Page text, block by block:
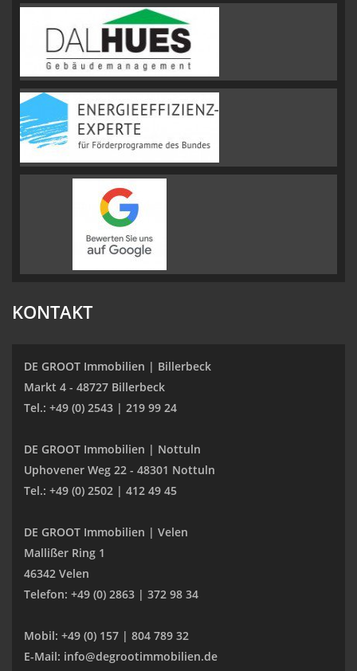
KONTAKT
DE GROOT Immobilien | Billerbeck
Markt 4 - 48727 Billerbeck
Tel.: +49 (0) 2543 | 219 99 24
DE GROOT Immobilien | Nottuln
Uphovener Weg 22 - 48301 Nottuln
Tel.: +49 (0) 2502 | 412 49 45
DE GROOT Immobilien | Velen
Mallißer Ring 1
46342 Velen
Telefon: +49 (0) 2863 | 372 98 34
Mobil: +49 (0) 157 | 804 789 32
E-Mail: info@degrootimmobilien.de